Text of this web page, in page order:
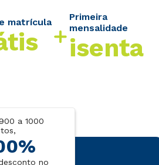
matrícula
Primeira
mensalidade
isenta
a 1000
no